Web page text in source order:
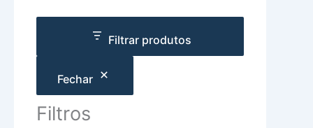
Filtrar produtos
Fechar
Filtros